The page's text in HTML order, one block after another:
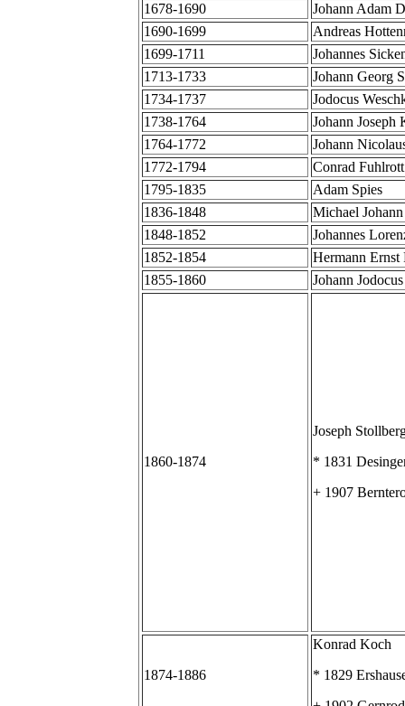
1678-1690
Johann Adam
1690-1699
Andreas
1699-1711
Johannes
1713-1733
Johann Georg
1734-1737
Jodocus
1738-1764
Johann Joseph
1764-1772
Johann
1772-1794
Conrad Fuhlrott
1795-1835
Adam Spies
1836-1848
Michael
1848-1852
Johannes
1852-1854
Hermann Ernst
1855-1860
Johann
1860-1874
Joseph
* 1831
+ 1907
1874-1886
Konrad Koch
* 1829